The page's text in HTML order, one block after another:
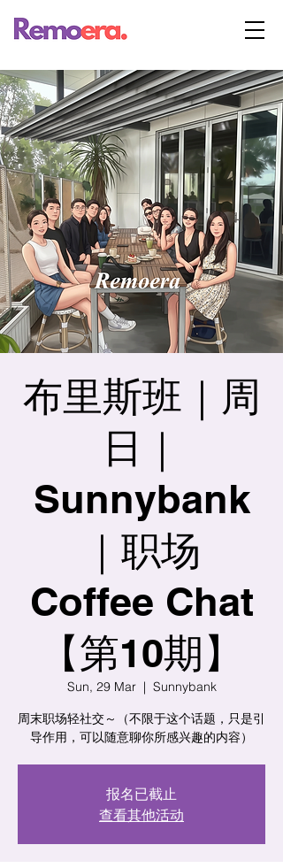
布里斯班｜周
日｜
Sunnybank
｜职场
Coffee Chat
【第10期】
Sun, 29 Mar
  |
Sunnybank
周末职场轻社交～（不限于这个话题，只是引
导作用，可以随意聊你所感兴趣的内容）
报名已截止
查看其他活动